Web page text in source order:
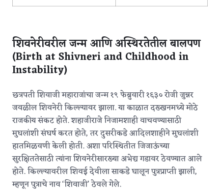
शिवनेरीवरील जन्म आणि अस्थिरतेतील बालपण
(Birth at Shivneri and Childhood in
Instability)
छत्रपती शिवाजी महाराजांचा जन्म १९ फेब्रुवारी १६३० रोजी जुन्नर
जवळील शिवनेरी किल्ल्यावर झाला.या काळात दख्खनमध्ये मोठे
राजकीय संकट होते. शहाजीराजे निजामशाही वाचवण्यासाठी
मुघलांशी संघर्ष करत होते, तर दुसरीकडे आदिलशाहीने मुघलांशी
हातमिळवणी केली होती. अशा परिस्थितीत जिजाऊंच्या
सुरक्षिततेसाठी त्यांना शिवनेरीसारख्या अभेद्य गडावर ठेवण्यात आले
होते. किल्ल्यावरील शिवई देवीला साकडे घालून पुत्रप्राप्ती झाली,
म्हणून पुत्राचे नाव ‘शिवाजी’ ठेवले गेले.